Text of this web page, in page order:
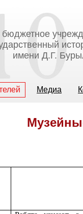
бюджетное
имени Д.Г.
Медиа